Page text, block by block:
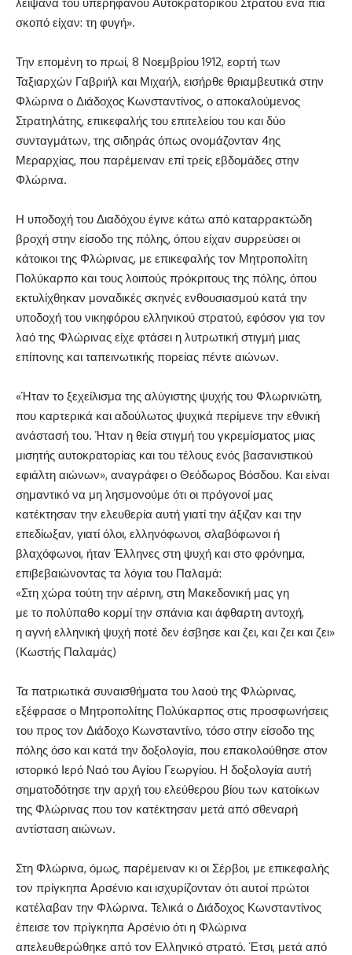
σκοπό είχαν: τη φυγή».
Την επομένη το πρωί, 8 Νοεμβρίου 1912, εορτή των
Ταξιαρχών Γαβριήλ και Μιχαήλ, εισήρθε θριαμβευτικά στην
Φλώρινα ο Διάδοχος Κωνσταντίνος, ο αποκαλούμενος
Στρατηλάτης, επικεφαλής του επιτελείου του και δύο
συνταγμάτων, της σιδηράς όπως ονομάζονταν 4ης
Μεραρχίας, που παρέμειναν επί τρείς εβδομάδες στην
Φλώρινα.
Η υποδοχή του Διαδόχου έγινε κάτω από καταρρακτώδη
βροχή στην είσοδο της πόλης, όπου είχαν συρρεύσει οι
κάτοικοι της Φλώρινας, με επικεφαλής τον Μητροπολίτη
Πολύκαρπο και τους λοιπούς πρόκριτους της πόλης, όπου
εκτυλίχθηκαν μοναδικές σκηνές ενθουσιασμού κατά την
υποδοχή του νικηφόρου ελληνικού στρατού, εφόσον για τον
λαό της Φλώρινας είχε φτάσει η λυτρωτική στιγμή μιας
επίπονης και ταπεινωτικής πορείας πέντε αιώνων.
«Ήταν το ξεχείλισμα της αλύγιστης ψυχής του Φλωρινιώτη,
που καρτερικά και αδούλωτος ψυχικά περίμενε την εθνική
ανάστασή του. Ήταν η θεία στιγμή του γκρεμίσματος μιας
μισητής αυτοκρατορίας και του τέλους ενός βασανιστικού
εφιάλτη αιώνων», αναγράφει ο Θεόδωρος Βόσδου. Και είναι
σημαντικό να μη λησμονούμε ότι οι πρόγονοί μας
κατέκτησαν την ελευθερία αυτή γιατί την άξιζαν και την
επεδίωξαν, γιατί όλοι, ελληνόφωνοι, σλαβόφωνοι ή
βλαχόφωνοι, ήταν Έλληνες στη ψυχή και στο φρόνημα,
επιβεβαιώνοντας τα λόγια του Παλαμά:
«Στη χώρα τούτη την αέρινη, στη Μακεδονική μας γη
με το πολύπαθο κορμί την σπάνια και άφθαρτη αντοχή,
η αγνή ελληνική ψυχή ποτέ δεν έσβησε και ζει, και ζει και ζει»
(Κωστής Παλαμάς)
Τα πατριωτικά συναισθήματα του λαού της Φλώρινας,
εξέφρασε ο Μητροπολίτης Πολύκαρπος στις προσφωνήσεις
του προς τον Διάδοχο Κωνσταντίνο, τόσο στην είσοδο της
πόλης όσο και κατά την δοξολογία, που επακολούθησε στον
ιστορικό Ιερό Ναό του Αγίου Γεωργίου. H δοξολογία αυτή
σηματοδότησε την αρχή του ελεύθερου βίου των κατοίκων
της Φλώρινας που τον κατέκτησαν μετά από σθεναρή
αντίσταση αιώνων.
Στη Φλώρινα, όμως, παρέμειναν κι οι Σέρβοι, με επικεφαλής
τον πρίγκηπα Αρσένιο και ισχυρίζονταν ότι αυτοί πρώτοι
κατέλαβαν την Φλώρινα. Τελικά ο Διάδοχος Κωνσταντίνος
έπεισε τον πρίγκηπα Αρσένιο ότι η Φλώρινα
απελευθερώθηκε από τον Ελληνικό στρατό. Έτσι, μετά από